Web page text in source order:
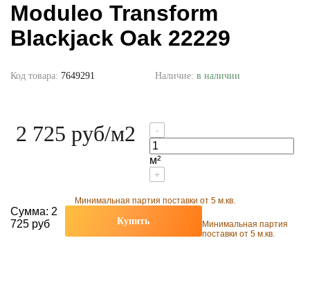
Moduleo Transform
Blackjack Oak 22229
Код товара: 7649291 Наличие: в наличии
2 725 руб/м2 -
м²
+
Минимальная партия поставки от 5 м.кв.
Сумма: 2
725 руб
Купить
Минимальная партия
поставки от 5 м.кв.